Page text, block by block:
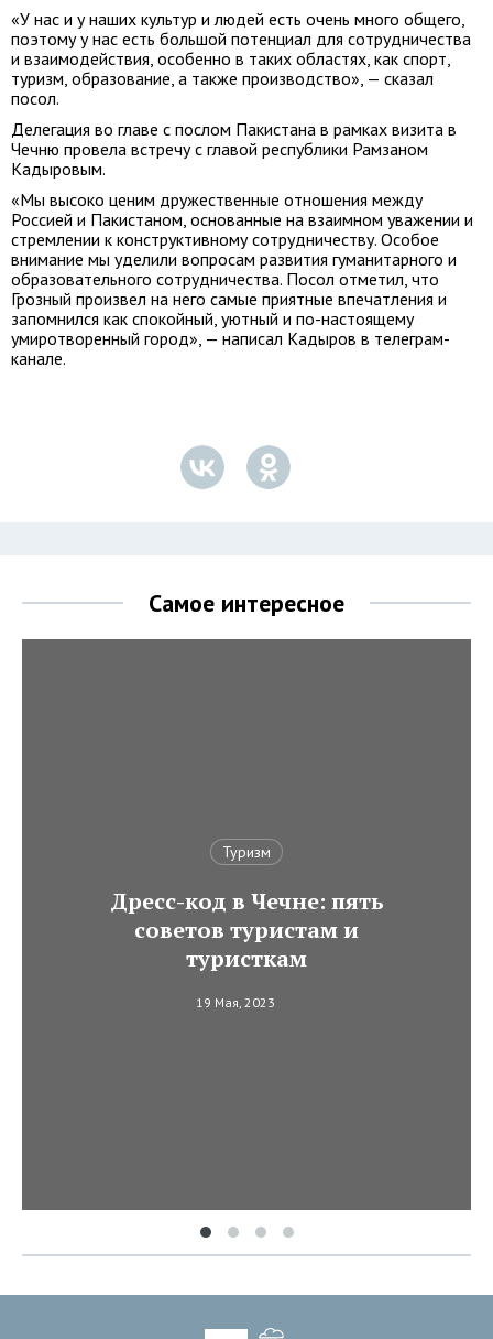
«У нас и у наших культур и людей есть очень много общего,
поэтому у нас есть большой потенциал для сотрудничества
и взаимодействия, особенно в таких областях, как спорт,
туризм, образование, а также производство», — сказал
посол.
Делегация во главе с послом Пакистана в рамках визита в
Чечню провела встречу с главой республики Рамзаном
Кадыровым.
«Мы высоко ценим дружественные отношения между
Россией и Пакистаном, основанные на взаимном уважении и
стремлении к конструктивному сотрудничеству. Особое
внимание мы уделили вопросам развития гуманитарного и
образовательного сотрудничества. Посол отметил, что
Грозный произвел на него самые приятные впечатления и
запомнился как спокойный, уютный и по-настоящему
умиротворенный город», — написал Кадыров в телеграм-
канале.
Самое интересное
Туризм
Дресс-код в Чечне: пять
советов туристам и
туристкам
19 Мая, 2023